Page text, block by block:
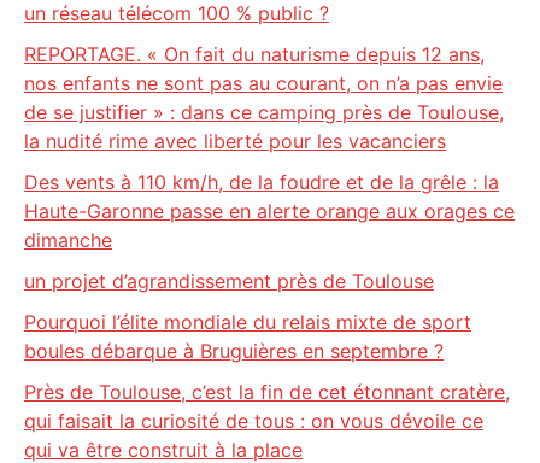
un réseau télécom 100 % public ?
REPORTAGE. « On fait du naturisme depuis 12 ans,
nos enfants ne sont pas au courant, on n’a pas envie
de se justifier » : dans ce camping près de Toulouse,
la nudité rime avec liberté pour les vacanciers
Des vents à 110 km/h, de la foudre et de la grêle : la
Haute-Garonne passe en alerte orange aux orages ce
dimanche
un projet d’agrandissement près de Toulouse
Pourquoi l’élite mondiale du relais mixte de sport
boules débarque à Bruguières en septembre ?
Près de Toulouse, c’est la fin de cet étonnant cratère,
qui faisait la curiosité de tous : on vous dévoile ce
qui va être construit à la place